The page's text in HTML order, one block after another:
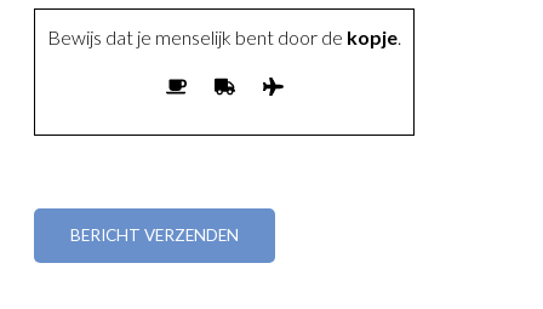
Bewijs dat je menselijk bent door de kopje.